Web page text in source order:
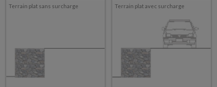
Terrain plat sans surcharge Terrain plat avec surcharge